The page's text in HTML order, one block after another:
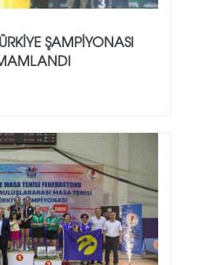
ŞAMPIYONASI